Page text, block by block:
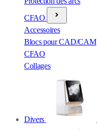
CFAO
Accessoires
Blocs pour CAD/CAM
CFAO
Collages
Divers